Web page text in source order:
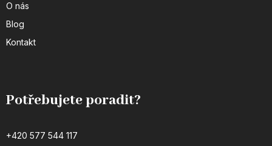
O nás
Blog
Kontakt
Potřebujete poradit?
+420 577 544 117